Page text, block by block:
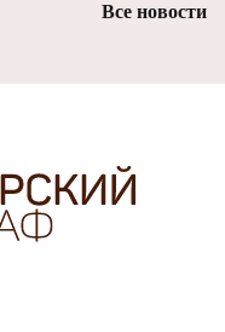
Все новости